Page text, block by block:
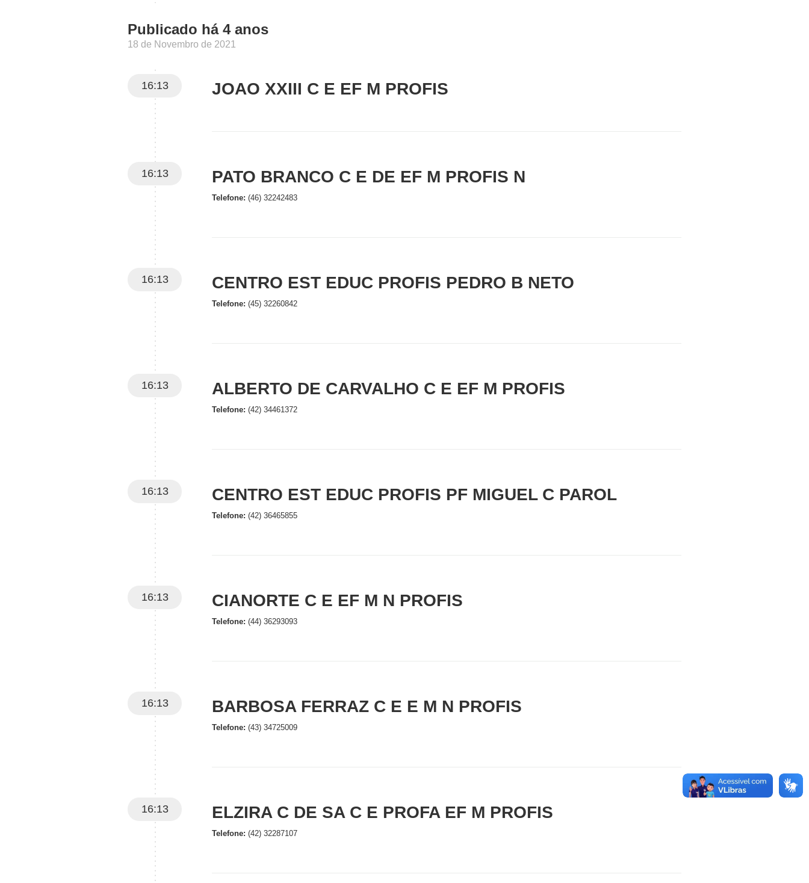
Publicado há 4 anos
18 de Novembro de 2021
16:13 JOAO XXIII C E EF M PROFIS
16:13 PATO BRANCO C E DE EF M PROFIS N
Telefone: (46) 32242483
16:13 CENTRO EST EDUC PROFIS PEDRO B NETO
Telefone: (45) 32260842
16:13 ALBERTO DE CARVALHO C E EF M PROFIS
Telefone: (42) 34461372
16:13 CENTRO EST EDUC PROFIS PF MIGUEL C PAROL
Telefone: (42) 36465855
16:13 CIANORTE C E EF M N PROFIS
Telefone: (44) 36293093
16:13 BARBOSA FERRAZ C E E M N PROFIS
Telefone: (43) 34725009
16:13 ELZIRA C DE SA C E PROFA EF M PROFIS
Telefone: (42) 32287107